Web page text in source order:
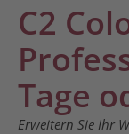
C2
Tage
Erweitern Sie Ihr